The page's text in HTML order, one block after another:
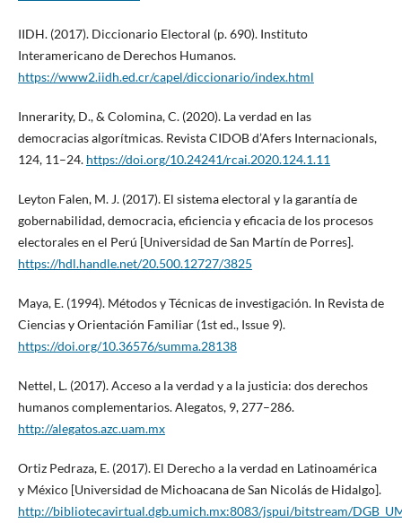
IIDH. (2017). Diccionario Electoral (p. 690). Instituto
Interamericano de Derechos Humanos.
https://www2.iidh.ed.cr/capel/diccionario/index.html
Innerarity, D., & Colomina, C. (2020). La verdad en las
democracias algorítmicas. Revista CIDOB d’Afers Internacionals,
124, 11–24. https://doi.org/10.24241/rcai.2020.124.1.11
Leyton Falen, M. J. (2017). El sistema electoral y la garantía de
gobernabilidad, democracia, eficiencia y eficacia de los procesos
electorales en el Perú [Universidad de San Martín de Porres].
https://hdl.handle.net/20.500.12727/3825
Maya, E. (1994). Métodos y Técnicas de investigación. In Revista de
Ciencias y Orientación Familiar (1st ed., Issue 9).
https://doi.org/10.36576/summa.28138
Nettel, L. (2017). Acceso a la verdad y a la justicia: dos derechos
humanos complementarios. Alegatos, 9, 277–286.
http://alegatos.azc.uam.mx
Ortiz Pedraza, E. (2017). El Derecho a la verdad en Latinoamérica
y México [Universidad de Michoacana de San Nicolás de Hidalgo].
http://bibliotecavirtual.dgb.umich.mx:8083/jspui/bitstream/